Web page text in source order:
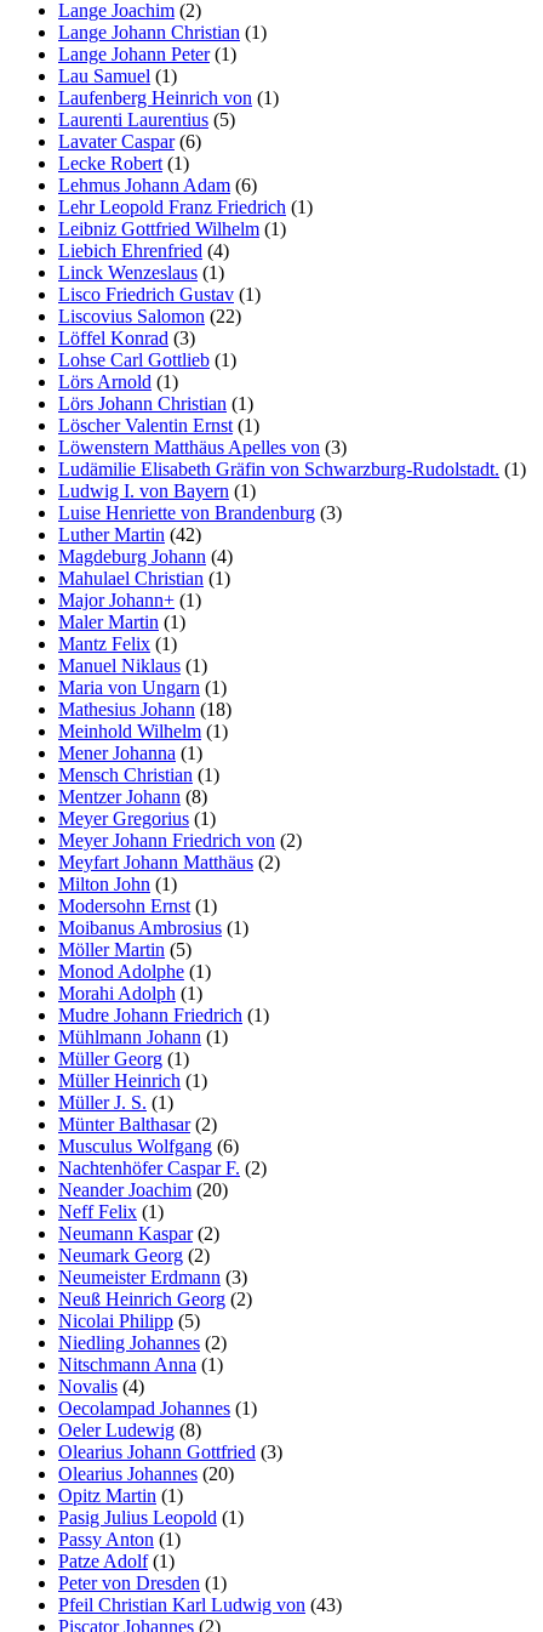
Lange Joachim (2)
Lange Johann Christian (1)
Lange Johann Peter(1)
Lau Samuel (1)
Laufenberg Heinrich von (1)
Laurenti Laurentius (5)
Lavater Caspar(6)
Lecke Robert (1)
Lehmus Johann Adam (6)
Lehr Leopold Franz Friedrich (1)
Leibniz Gottfried Wilhelm (1)
Liebich Ehrenfried (4)
Linck Wenzeslaus (1)
Lisco Friedrich Gustav (1)
Liscovius Salomon (22)
Löffel Konrad (3)
Lohse Carl Gottlieb (1)
Lörs Arnold (1)
Lörs Johann Christian (1)
Löscher Valentin Ernst (1)
Löwenstern Matthäus Apelles von (3)
Ludämilie Elisabeth Gräfin von Schwarzburg-Rudolstadt. (1)
Ludwig I. von Bayern (1)
Luise Henriette von Brandenburg (3)
Luther Martin (42)
Magdeburg Johann (4)
Mahulael Christian (1)
Major Johann+ (1)
Maler Martin (1)
Mantz Felix (1)
Manuel Niklaus (1)
Maria von Ungarn (1)
Mathesius Johann (18)
Meinhold Wilhelm (1)
Mener Johanna (1)
Mensch Christian (1)
Mentzer Johann (8)
Meyer Gregorius (1)
Meyer Johann Friedrich von (2)
Meyfart Johann Matthäus (2)
Milton John (1)
Modersohn Ernst (1)
Moibanus Ambrosius (1)
Möller Martin (5)
Monod Adolphe (1)
Morahi Adolph (1)
Mudre Johann Friedrich (1)
Mühlmann Johann (1)
Müller Georg (1)
Müller Heinrich (1)
Müller J. S. (1)
Münter Balthasar(2)
Musculus Wolfgang (6)
Nachtenhöfer Caspar F. (2)
Neander Joachim (20)
Neff Felix (1)
Neumann Kaspar(2)
Neumark Georg (2)
Neumeister Erdmann (3)
Neuß Heinrich Georg (2)
Nicolai Philipp (5)
Niedling Johannes (2)
Nitschmann Anna (1)
Novalis (4)
Oecolampad Johannes (1)
Oeler Ludewig (8)
Olearius Johann Gottfried (3)
Olearius Johannes (20)
Opitz Martin (1)
Pasig Julius Leopold (1)
Passy Anton (1)
Patze Adolf(1)
Peter von Dresden (1)
Pfeil Christian Karl Ludwig von (43)
Piscator Johannes (2)